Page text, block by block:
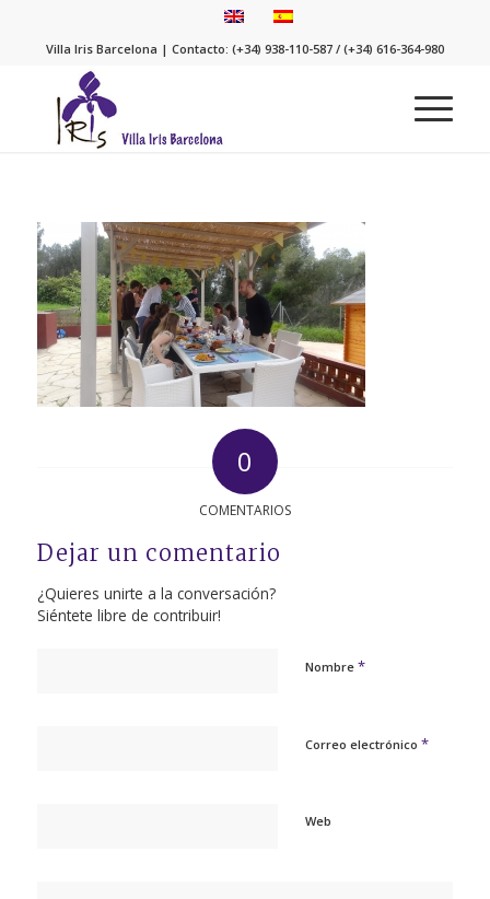
Villa Iris Barcelona | Contacto: (+34) 938-110-587 / (+34) 616-364-980
0
COMENTARIOS
Dejar un comentario
¿Quieres unirte a la conversación?
Siéntete libre de contribuir!
Nombre *
Correo electrónico *
Web